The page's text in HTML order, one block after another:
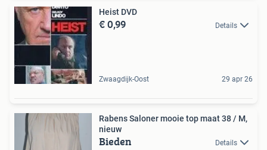
Heist DVD
€ 0,99 Details
Zwaagdijk-Oost 29 apr 26
Rabens Saloner mooie top maat 38 / M,
nieuw
Bieden Details